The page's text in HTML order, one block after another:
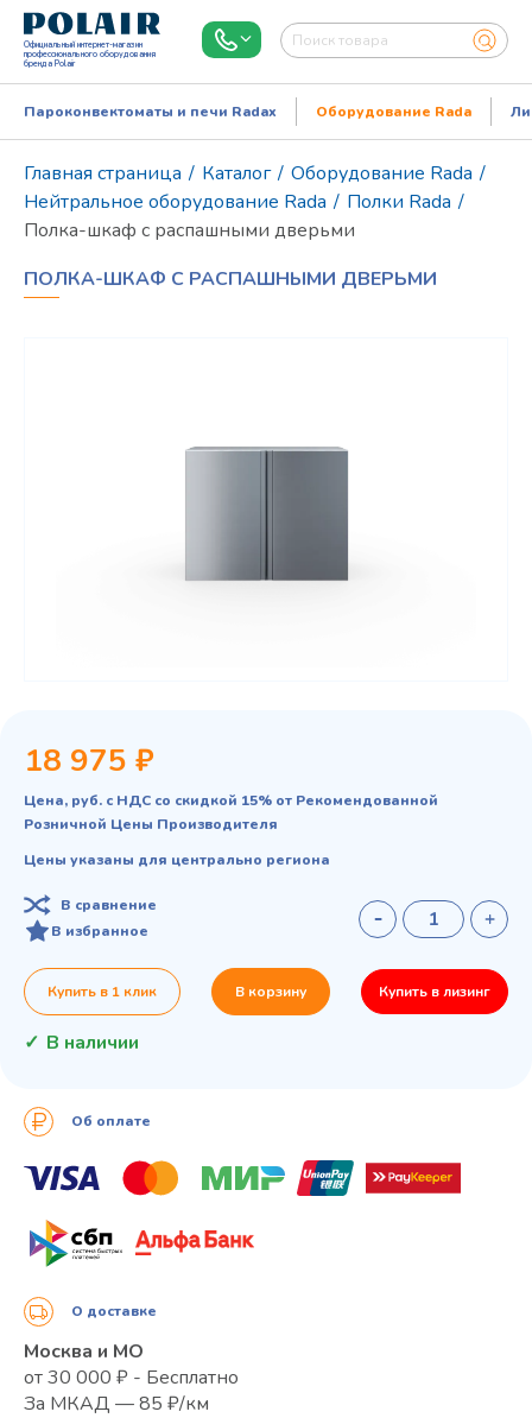
Официальный интернет-магазин
профессионального оборудования
бренда Polair
Пароконвектоматы и печи Radax Оборудование Rada
Главная страница / Каталог / Оборудование Rada /
Нейтральное оборудование Rada / Полки Rada /
Полка-шкаф с распашными дверьми
ПОЛКА-ШКАФ С РАСПАШНЫМИ ДВЕРЬМИ
18 975 ₽
Цена, руб. с НДС со скидкой 15% от Рекомендованной
Розничной Цены Производителя
Цены указаны для центрально региона
В сравнение
В избранное
Купить в 1 клик В корзину Купить в лизинг
В наличии
Об оплате
О доставке
Москва и МО
от 30 000 ₽ - Бесплатно
За МКАД — 85 ₽/км